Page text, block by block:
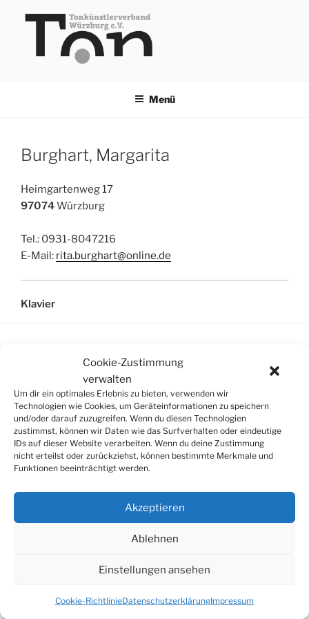
Cookie-Zustimmung
verwalten
Um dir ein optimales Erlebnis zu bieten, verwenden wir
Technologien wie Cookies, um Geräteinformationen zu speichern
und/oder darauf zuzugreifen. Wenn du diesen Technologien
zustimmst, können wir Daten wie das Surfverhalten oder eindeutige
IDs auf dieser Website verarbeiten. Wenn du deine Zustimmung
nicht erteilst oder zurückziehst, können bestimmte Merkmale und
Funktionen beeinträchtigt werden.
Akzeptieren
Ablehnen
Einstellungen ansehen
Cookie-RichtlinieDatenschutzerklärungImpressum
Inhalt
Menü
Burghart, Margarita
Heimgartenweg 17
97074Würzburg
Tel.: 0931-8047216
E-Mail: rita.burghart@online.de
Klavier
Suchen
nach: